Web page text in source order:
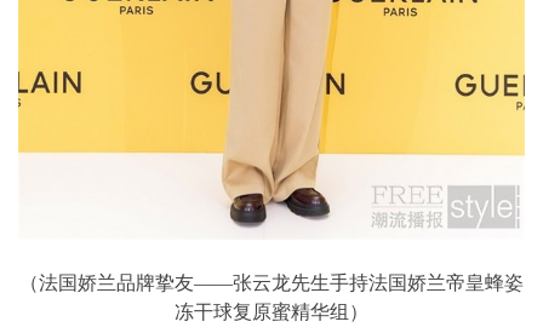
（法国娇兰品牌挚友——张云龙先生手持法国娇兰帝皇蜂姿
冻干球复原蜜精华组）